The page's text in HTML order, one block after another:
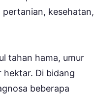
kesehatan,
tahan hama, umur
hektar. Di bidang
beberapa